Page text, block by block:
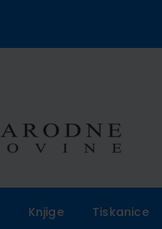
Knjige Tiskanice